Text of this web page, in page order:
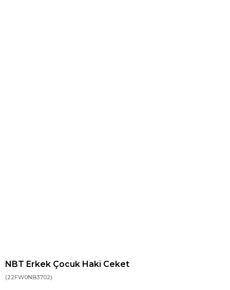
NBT Erkek Çocuk Haki Ceket
(22FW0NB3702)